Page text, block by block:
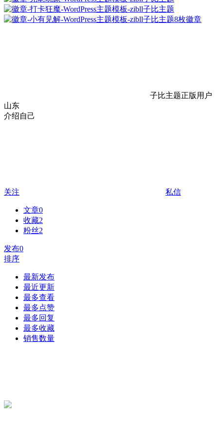
8枚徽章
子比主题正版用户
山东
介绍自己
关注 私信
文章0
收藏2
粉丝2
发布0
排序
最新发布
最近更新
最多查看
最多点赞
最多回复
最多收藏
销售数量